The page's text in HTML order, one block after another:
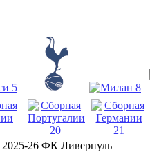
2025-26 ФК Ливерпуль